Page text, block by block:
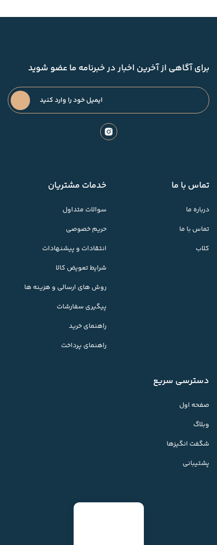
برای آگاهی از آخرین اخبار در خبرنامه ما عضو شوید
تماس با ما
درباره ما
تماس با ما
کلاب
خدمات مشتریان
سوالات متداول
حریم خصوصی
انتقادات و پیشنهادات
شرایط تعویض کالا
روش های ارسالی و هزینه ها
پیگیری سفارشات
راهنمای خرید
راهنمای پرداخت
دسترسی سریع
صفحه اول
وبلاگ
شگفت انگیزها
پشتیبانی